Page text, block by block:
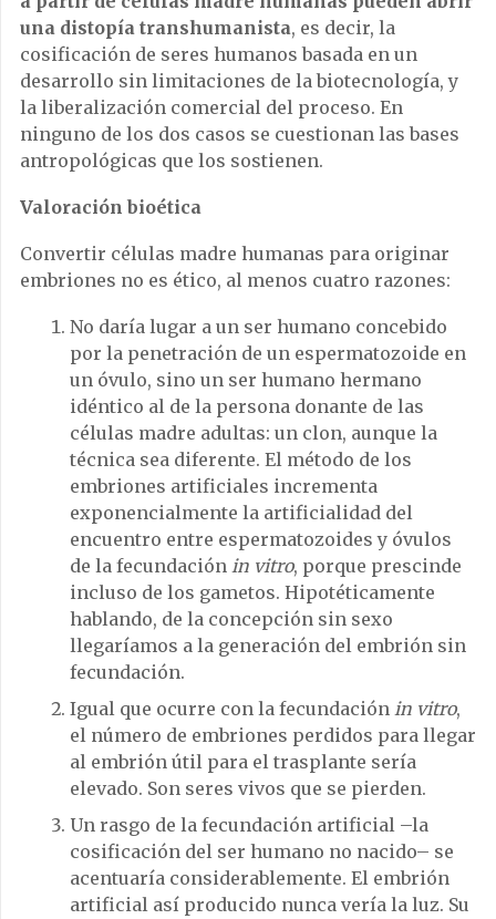
una distopía transhumanista, es decir, la
cosificación de seres humanos basada en un
desarrollo sin limitaciones de la biotecnología, y
la liberalización comercial del proceso. En
ninguno de los dos casos se cuestionan las bases
antropológicas que los sostienen.
Valoración bioética
Convertir células madre humanas para originar
embriones no es ético, al menos cuatro razones:
No daría lugar a un ser humano concebido
por la penetración de un espermatozoide en
un óvulo, sino un ser humano hermano
idéntico al de la persona donante de las
células madre adultas: un clon, aunque la
técnica sea diferente. El método de los
embriones artificiales incrementa
exponencialmente la artificialidad del
encuentro entre espermatozoides y óvulos
de la fecundación in vitro, porque prescinde
incluso de los gametos. Hipotéticamente
hablando, de la concepción sin sexo
llegaríamos a la generación del embrión sin
fecundación.
Igual que ocurre con la fecundación in vitro,
el número de embriones perdidos para llegar
al embrión útil para el trasplante sería
elevado. Son seres vivos que se pierden.
Un rasgo de la fecundación artificial –la
cosificación del ser humano no nacido– se
acentuaría considerablemente. El embrión
artificial así producido nunca vería la luz. Su